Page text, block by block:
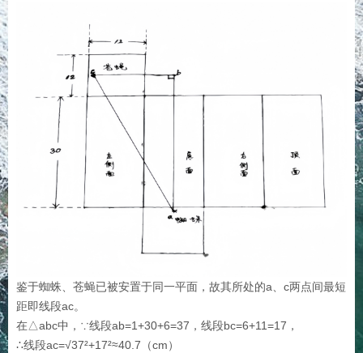
鉴于蜘蛛、苍蝇已被安置于同一平面，故其所处的a、c两点间最短
距即线段ac。
在△abc中，∵线段ab=1+30+6=37，线段bc=6+11=17，
∴线段ac=√37²+17²≈40.7（cm）